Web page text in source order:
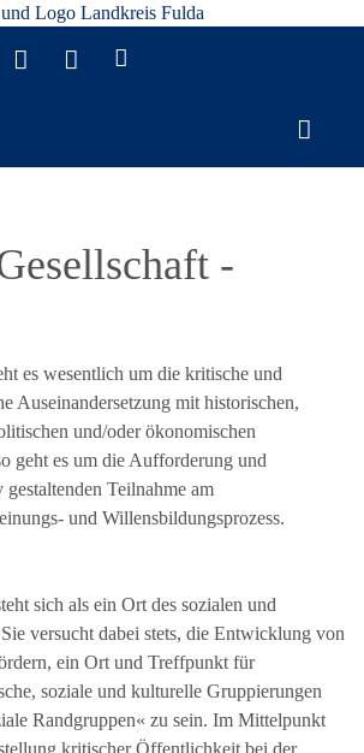
-
es wesentlich um die kritische und
Auseinandersetzung mit historischen,
und/oder ökonomischen
geht es um die Aufforderung und
Teilnahme am
und Willensbildungsprozess.
sich als ein Ort des sozialen und
versucht dabei stets, die Entwicklung von
ein Ort und Treffpunkt für
soziale und kulturelle Gruppierungen
Randgruppen« zu sein. Im Mittelpunkt
kritischer Öffentlichkeit bei der